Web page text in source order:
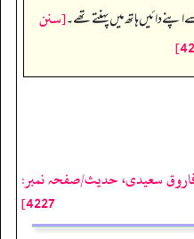
دائیں ہاتھ میں پہنتے تھے۔[سنن
سعیدی، حدیث/صفحہ نمبر:
4227]